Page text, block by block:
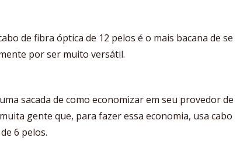
de fibra óptica de 12 pelos é o mais bacana de se
por ser muito versátil.
sacada de como economizar em seu provedor de
gente que, para fazer essa economia, usa cabo
6 pelos.